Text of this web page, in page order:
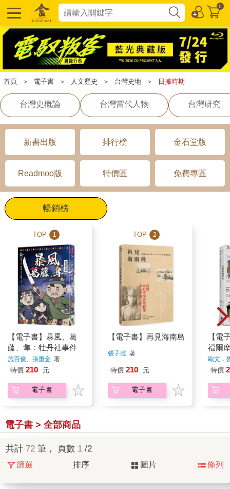
0
首頁 ＞ 電子書 ＞ 人文歷史 ＞ 台灣史地 ＞ 日據時期
台灣史概論 台灣當代人物 台灣研究
新書出版 排行榜 金石堂版
Readmoo版 特價區 免費專區
暢銷榜
TOP 1
【電子書】暴風、葛
藤、隼：牡丹社事件
施百俊、張重金 著
特價 210 元
電子書
TOP 2
【電子書】再見海南島
張子涇 著
特價 210 元
電子書
【電
福爾
歐文．
特價
電子書 > 全部商品
共計 72 筆， 頁數 1 /2
篩選 排序 圖片 條列